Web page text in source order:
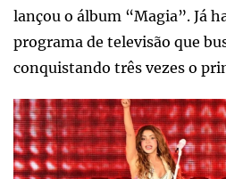
lançou o álbum “Magia”. Já
programa de televisão que
conquistando três vezes o